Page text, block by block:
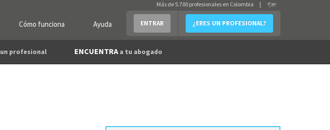
Cómo funciona Ayuda ENTRAR ¿ERES UN PROFESIONAL?
Más de 5.700 profesionales en Colombia |
profesional ENCUENTRA a tu abogado